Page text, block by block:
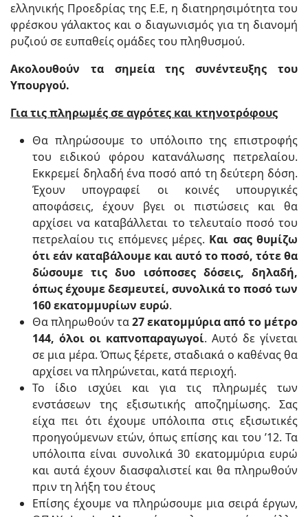
ελληνικής Προεδρίας της Ε.Ε, η διατηρησιμότητα του
φρέσκου γάλακτος και ο διαγωνισμός για τη διανομή
ρυζιού σε ευπαθείς ομάδες του πληθυσμού.
Ακολουθούν τα σημεία της συνέντευξης του
Υπουργού.
Για τις πληρωμές σε αγρότες και κτηνοτρόφους
Θα πληρώσουμε το υπόλοιπο της επιστροφής
του ειδικού φόρου κατανάλωσης πετρελαίου.
Εκκρεμεί δηλαδή ένα ποσό από τη δεύτερη δόση.
Έχουν υπογραφεί οι κοινές υπουργικές
αποφάσεις, έχουν βγει οι πιστώσεις και θα
αρχίσει να καταβάλλεται το τελευταίο ποσό του
πετρελαίου τις επόμενες μέρες. Και σας θυμίζω
ότι εάν καταβάλουμε και αυτό το ποσό, τότε θα
δώσουμε τις δυο ισόποσες δόσεις, δηλαδή,
όπως έχουμε δεσμευτεί, συνολικά το ποσό των
160 εκατομμυρίων ευρώ.
Θα πληρωθούν τα27 εκατομμύρια από το μέτρο
144, όλοι οι καπνοπαραγωγοί. Αυτό δε γίνεται
σε μια μέρα. Όπως ξέρετε, σταδιακά ο καθένας θα
αρχίσει να πληρώνεται, κατά περιοχή.
Το ίδιο ισχύει και για τις πληρωμές των
ενστάσεων της εξισωτικής αποζημίωσης. Σας
είχα πει ότι έχουμε υπόλοιπα στις εξισωτικές
προηγούμενων ετών, όπως επίσης και του ’12. Τα
υπόλοιπα είναι συνολικά 30 εκατομμύρια ευρώ
και αυτά έχουν διασφαλιστεί και θα πληρωθούν
πριν τη λήξη του έτους
Επίσης έχουμε να πληρώσουμε μια σειρά έργων,